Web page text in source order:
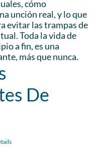
cómo
unción real, y lo que
evitar las trampas de
Toda la vida de
a fin, es una
más que nunca.
De